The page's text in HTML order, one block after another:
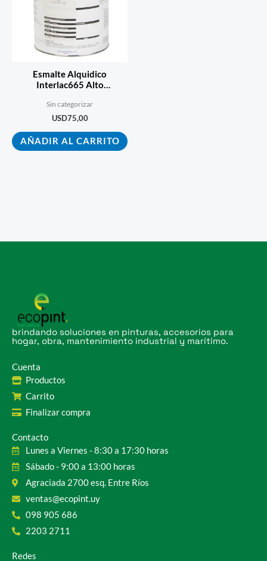
Esmalte Alquidico
Interlac665 Alto
Sin categorizar
USD75,00
AÑADIR AL CARRITO
brindando soluciones en pinturas, accesorios para
hogar, obra, mantenimiento industrial y marítimo.
Cuenta
Productos
Carrito
Finalizar compra
Contacto
Lunes a Viernes - 8:30 a 17:30 horas
Sábado - 9:00 a 13:00 horas
Agraciada 2700 esq. Entre Ríos
ventas@ecopint.uy
098 905 686
2203 2711
Redes